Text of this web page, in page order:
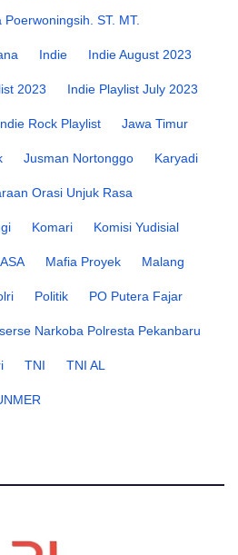
Poerwoningsih. ST. MT.
Indie Indie August 2023
2023 Indie Playlist July 2023
Rock Playlist Jawa Timur
Jusman Nortonggo Karyadi
Orasi Unjuk Rasa
Komari Komisi Yudisial
Mafia Proyek Malang
Politik PO Putera Fajar
Narkoba Polresta Pekanbaru
TNI TNI AL